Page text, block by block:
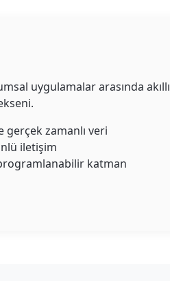
uygulamalar arasında akıllı
gerçek zamanlı veri
iletişim
katman